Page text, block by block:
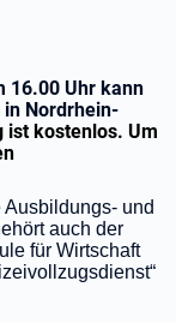
16.00 Uhr kann
Nordrhein-
ist kostenlos. Um
Ausbildungs- und
auch der
für Wirtschaft